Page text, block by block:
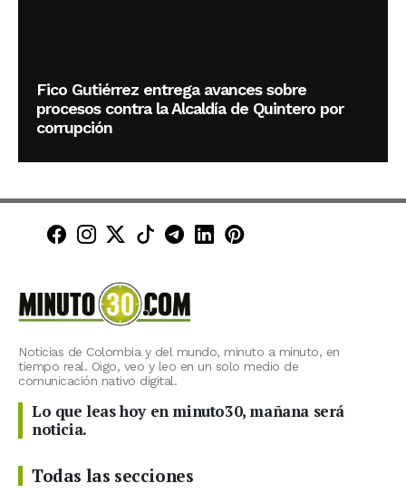
Fico Gutiérrez entrega avances sobre
procesos contra la Alcaldía de Quintero por
corrupción
Minuto30 en Facebook
Minuto30 en Instagram
Minuto30 en X (Twitter)
Minuto30 en TikTok
Canal de Minuto30 en
Minuto30 en LinkedIn
Minuto30 en
Noticias de Colombia y del mundo, minuto a minuto, en
tiempo real. Oigo, veo y leo en un solo medio de
comunicación nativo digital.
Lo que leas hoy en minuto30, mañana será
noticia.
Todas las secciones